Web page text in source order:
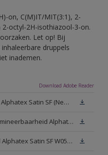
on, C(M)IT/MIT(3:1), 2-
octyl-2H-isothiazool-3-on.
Let op! Bij
druppels
inademen.
Download Adobe Reader
Technisch Informatieblad Alphatex Satin SF (New Livery) (PDF)
Technical Report decontamineerbaarheid Alphatex Satin SF
Veiligheidsinformatieblad Alphatex Satin SF W05 (MSDS)